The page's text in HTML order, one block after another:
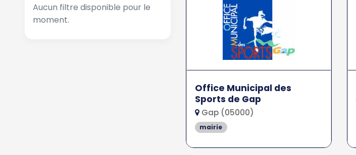
Aucun filtre disponible pour le
moment.
Office Municipal des
Sports de Gap
Gap (05000)
mairie